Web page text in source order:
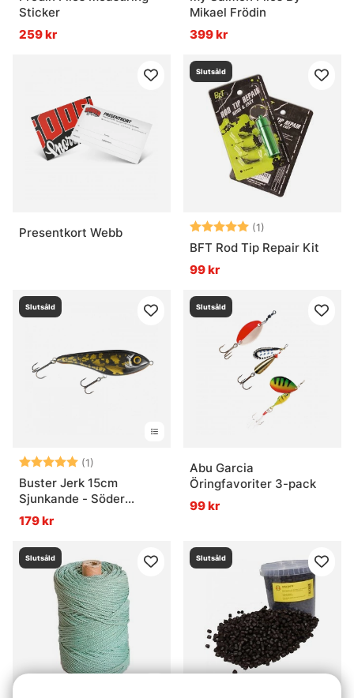
Sticker
259 kr
Mikael Frödin
399 kr
Presentkort Webb
Slutsåld
Betyg: (1)
BFT Rod Tip Repair Kit
99 kr
Slutsåld
Betyg: (1)
5.0 utav 5 stjärnor
Buster Jerk 15cm
Sjunkande - Söder
Custom
179 kr
Slutsåld
Abu Garcia
Öringfavoriter 3-pack
99 kr
Slutsåld Slutsåld